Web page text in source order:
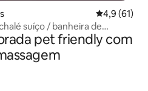
4,9 de uma
4,9 (61)
suíço / banheira de
pet friendly com